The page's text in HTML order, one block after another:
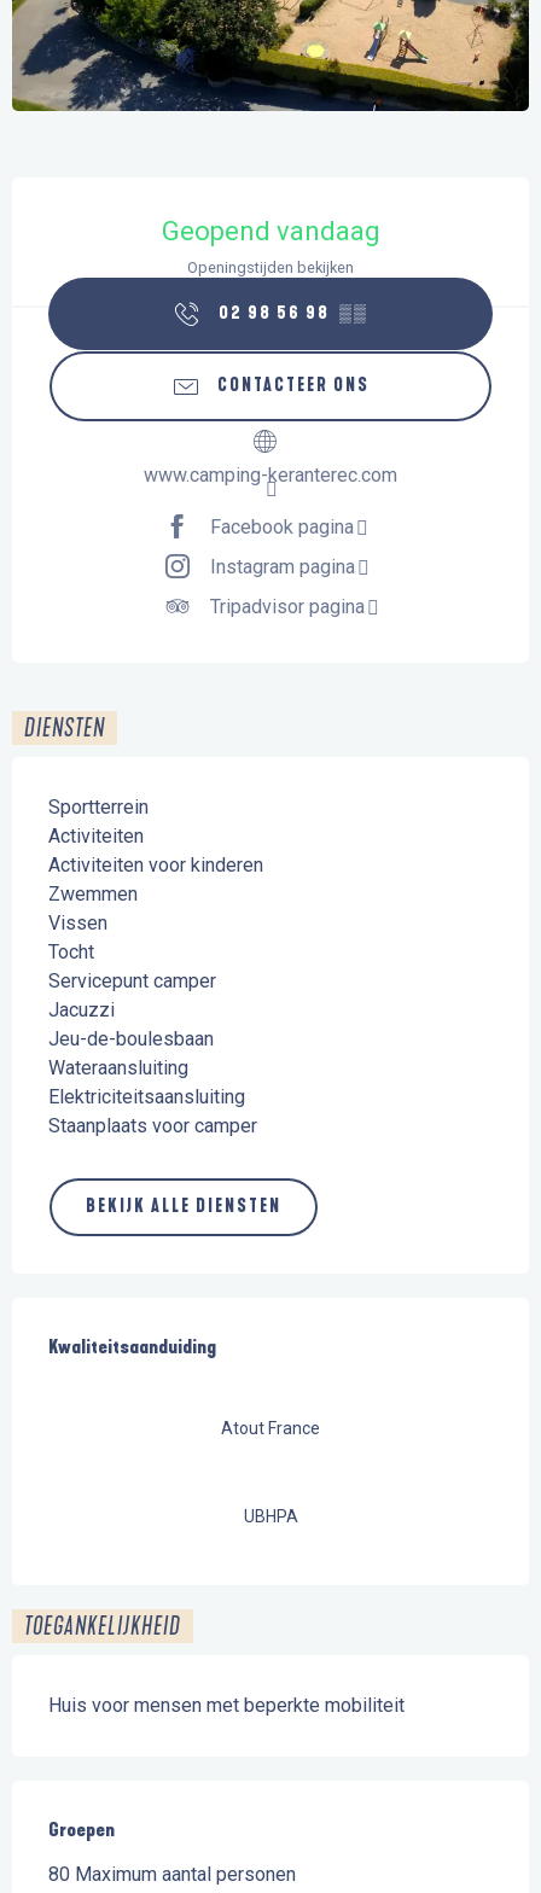
Geopend vandaag
Openingstijden bekijken
02 98 56 98 ▒▒
CONTACTEER ONS
www.camping-keranterec.com
Facebook pagina
Instagram pagina
Tripadvisor pagina
DIENSTEN
Sportterrein
Activiteiten
Activiteiten voor kinderen
Zwemmen
Vissen
Tocht
Servicepunt camper
Jacuzzi
Jeu-de-boulesbaan
Wateraansluiting
Elektriciteitsaansluiting
Staanplaats voor camper
BEKIJK ALLE DIENSTEN
Kwaliteitsaanduiding
Kwaliteitsaanduiding
Atout France
UBHPA
TOEGANKELIJKHEID
Huis voor mensen met beperkte mobiliteit
Groepen
Groepen
80 Maximum aantal personen